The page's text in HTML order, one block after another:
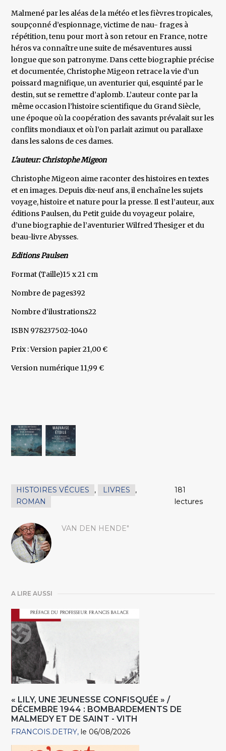
Malmené par les aléas de la météo et les fièvres tropicales,
soupçonné d’espionnage, victime de nau- frages à
répétition, tenu pour mort à son retour en France, notre
héros va connaître une suite de mésaventures aussi
longue que son patronyme. Dans cette biographie précise
et documentée, Christophe Migeon retrace la vie d’un
poissard magnifique, un aventurier qui, esquinté par le
destin, sut se remettre d’aplomb. L’auteur conte par la
même occasion l’histoire scientifique du Grand Siècle,
une époque où la coopération des savants prévalait sur les
conflits mondiaux et où l’on parlait azimut ou parallaxe
dans les salons de ces dames.
L'auteur: Christophe Migeon
Christophe Migeon aime raconter des histoires en textes
et en images. Depuis dix-neuf ans, il enchaîne les sujets
voyage, histoire et nature pour la presse. Il est l’auteur, aux
éditions Paulsen, du Petit guide du voyageur polaire,
d’une biographie de l’aventurier Wilfred Thesiger et du
beau-livre Abysses.
Editions Paulsen
Format (Taille)15 x 21 cm
Nombre de pages392
Nombre d'ilustrations22
ISBN 978237502-1040
Prix : Version papier 21,00 €
Version numérique 11,99 €
HISTOIRES VÉCUES , LIVRES
,
ROMAN
181
lectures
VAN DEN HENDE"
A LIRE AUSSI
« LILY, UNE JEUNESSE CONFISQUÉE » /
DÉCEMBRE 1944 : BOMBARDEMENTS DE
MALMEDY ET DE SAINT - VITH
FRANCOIS.DETRY le 06/08/2026